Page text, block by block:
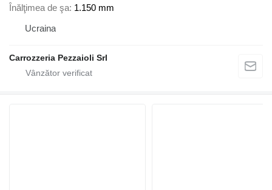
Înălţimea de şa 1.150 mm
Ucraina
Carrozzeria Pezzaioli Srl